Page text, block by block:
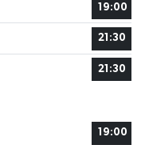
19:00
21:30
21:30
19:00